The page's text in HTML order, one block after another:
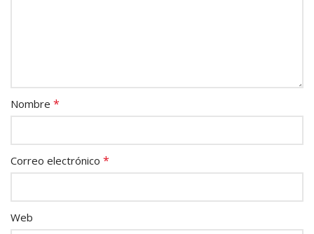
Nombre *
Correo electrónico *
Web